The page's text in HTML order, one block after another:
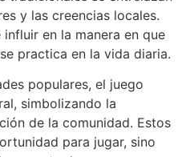
y las creencias locales.
en la manera en que
practica en la vida diaria.
populares, el juego
simbolizando la
de la comunidad. Estos
para jugar, sino